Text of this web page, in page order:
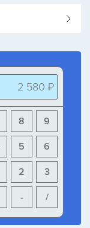
Следующая
2 580 ₽
9
8
6
5
3
2
- /